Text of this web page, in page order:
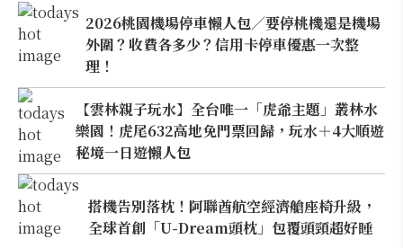
2026桃園機場停車懶人包／要停桃機還是機場
外圍？收費各多少？信用卡停車優惠一次整
理！
【雲林親子玩水】全台唯一「虎爺主題」叢林水
樂園！虎尾632高地免門票回歸，玩水＋4大順遊
秘境一日遊懶人包
搭機告別落枕！阿聯酋航空經濟艙座椅升級，
全球首創「U-Dream頭枕」包覆頭頸超好睡